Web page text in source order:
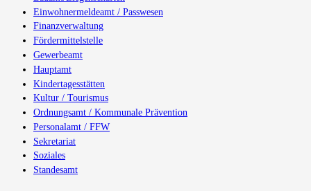
Einwohnermeldeamt / Passwesen
Finanzverwaltung
Fördermittelstelle
Gewerbeamt
Hauptamt
Kindertagesstätten
Kultur / Tourismus
Ordnungsamt / Kommunale Prävention
Personalamt / FFW
Sekretariat
Soziales
Standesamt